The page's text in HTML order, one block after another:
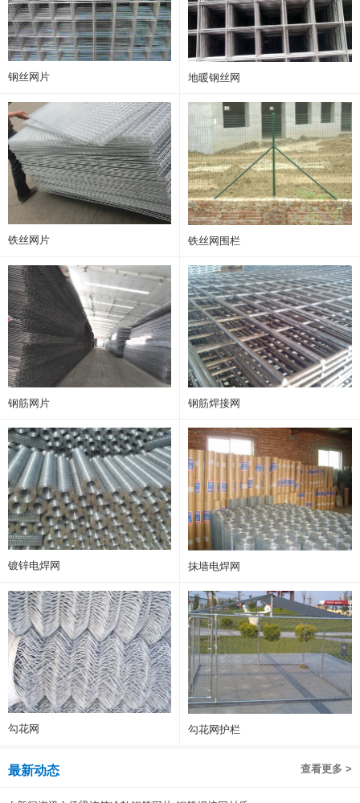
钢丝网片 地暖钢丝网
铁丝网片 铁丝网围栏
钢筋网片 钢筋焊接网
镀锌电焊网 抹墙电焊网
勾花网 勾花网护栏
查看更多 >
最新动态